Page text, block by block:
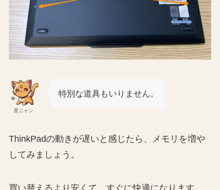
星ニャン
特別な道具もいりません。
ThinkPadの動きが遅いと感じたら、メモリを増や
してみましょう。